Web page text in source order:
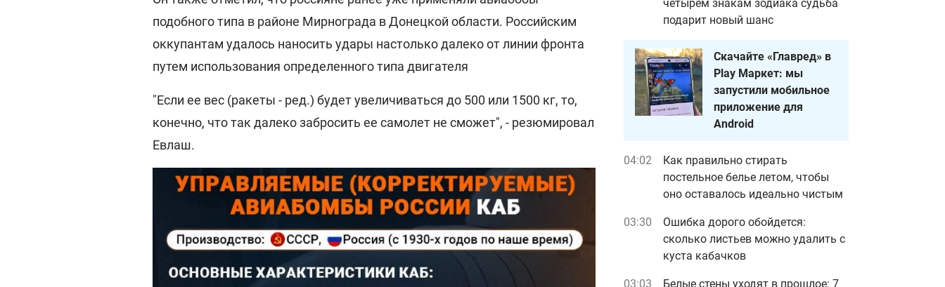
подобного типа в районе Мирнограда в Донецкой области. Российским
оккупантам удалось наносить удары настолько далеко от линии фронта
путем использования определенного типа двигателя
"Если ее вес (ракеты - ред.) будет увеличиваться до 500 или 1500 кг, то,
конечно, что так далеко забросить ее самолет не сможет", - резюмировал
Евлаш.
четырем знакам зодиака судьба
подарит новый шанс
Скачайте «Главред» в
Play Маркет: мы
запустили мобильное
приложение для
Android
04:02
Как правильно стирать
постельное белье летом, чтобы
оно оставалось идеально чистым
03:30
Ошибка дорого обойдется:
сколько листьев можно удалить с
куста кабачков
03:03 Белые стены уходят в прошлое: 7